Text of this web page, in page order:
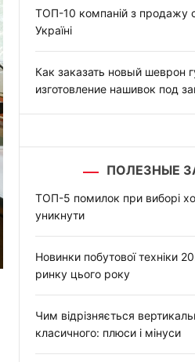
ТОП-10 компаній з продажу
Україні
Как заказать новый шеврон
изготовление нашивок под
ПОЛЕЗНЫЕ
ТОП-5 помилок при виборі
уникнути
Новинки побутової техніки
ринку цього року
Чим відрізняється
класичного: плюси і мінуси